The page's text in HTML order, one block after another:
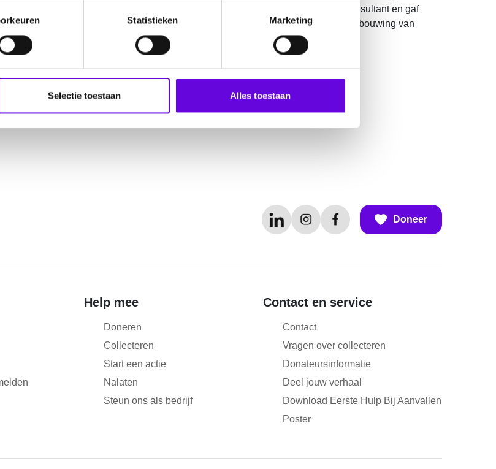
Statistieken Marketing
Selectie toestaan Alles toestaan
project Virtual Human Platform for Safety Assessment. Zij heeft gewerkt als consultant en gaf
de te volgen Research & Development strategie voor een goede claimonderbouwing van
Doneer
Help mee
Doneren
Collecteren
Start een actie
Nalaten
Steun ons als bedrijf
Contact en service
Contact
Vragen over collecteren
Donateursinformatie
Deel jouw verhaal
Download Eerste Hulp Bij Aanvallen
Poster